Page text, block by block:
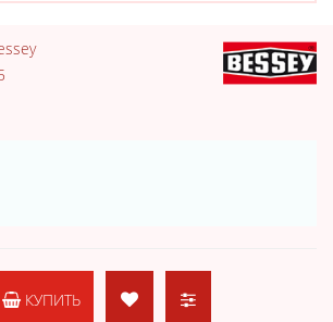
КУПИТЬ